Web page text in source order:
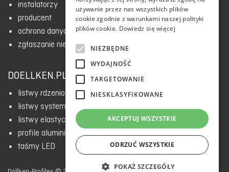
instalatorzy
producent
ochrona danych i polityka prywatności
zgłaszanie nieprawidłowości
DOELLKEN.PL
listwy rdzeniowe HDF
listwy systemowe
listwy elastyczne i dywanowe
profile aluminiowe
taśmy LED
CZECH
ESTONIAN
LATVIAN
używanie przez nas wszystkich plików
cookie zgodnie z warunkami naszej polityki
plików cookie. Dowiedz się więcej
NIEZBĘDNE
WYDAJNOŚĆ
TARGETOWANIE
NIESKLASYFIKOWANE
AKCEPTUJ WSZYSTKIE
ODRZUĆ WSZYSTKIE
POKAŻ SZCZEGÓŁY